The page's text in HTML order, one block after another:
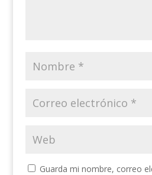
Guarda mi nombre, correo